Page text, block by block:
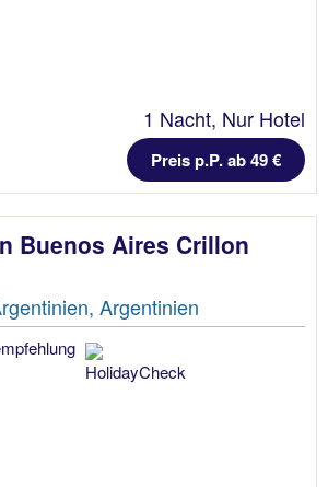
1 Nacht, Nur Hotel
Preis p.P. ab 49 €
Buenos Aires Crillon
Argentinien